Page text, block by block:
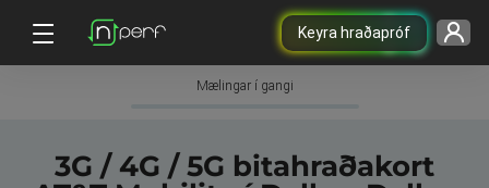
Keyra hraðapróf
Mælingar í gangi
3G / 4G / 5G bitahraðakort